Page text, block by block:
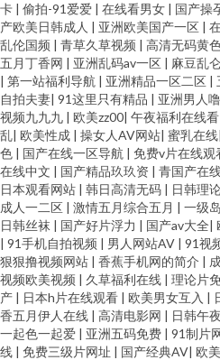
卡 | 偷拍-91爱爱 | 在线看男女 | 国产操
产欧美日韩成人 | 亚洲欧美国产一区 |
乱伦国频 | 青草久草视频 | 高清无码黄
五月丁香网 | 亚洲乱码av一区 | 麻豆乱仑
| 第一站福利导航 | 亚洲精品一区二区 |
自拍夫妻| 91这里只有精品 | 亚洲男人
视频九九九 | 欧美zz00| 午夜福利在线看
乱| 欧美性成 | 操女人AV网站| 蜜乳在线|
色 | 国产在线一区导航 | 免费v片在线观
在线中文 | 国产精品玖玖资 | 青国产在
日本观看网站 | 韩日高清无码 | 日韩理
成人一二区 | 激情五月综合五月 | 一级
日韩丝袜 | 国产好片浮力 | 国产av大全|
| 91手机自拍视频 | 男人网站AV | 91视
狠狠撸视频网站 | 香蕉手机网的简介 |
视频欧美视频 | 久草福利在线 | 理论片
产 | 日本h片在线观看 | 欧美男女互入 |
香五月伊人在线 | 高清电影网 | 日韩午
一起色一起爱 | 亚洲五码免费 | 91制片
线 | 免费三级片网址 | 国产经典AV| 欧